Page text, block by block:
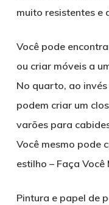
muito resistentes e
Você pode
ou criar móveis a
No quarto, ao
podem criar um
varões para
Você mesmo pode
estilho – Faça Você
Pintura e papel de